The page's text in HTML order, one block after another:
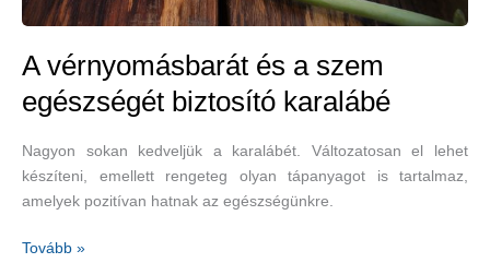
A vérnyomásbarát és a szem
egészségét biztosító karalábé
Nagyon sokan kedveljük a karalábét. Változatosan el lehet
készíteni, emellett rengeteg olyan tápanyagot is tartalmaz,
amelyek pozitívan hatnak az egészségünkre.
A
Tovább »